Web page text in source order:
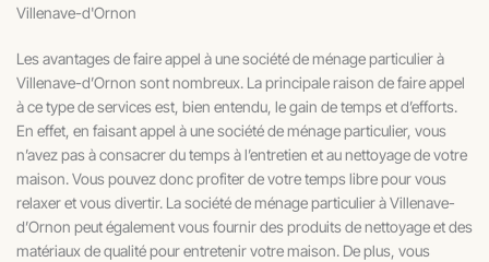
Villenave-d'Ornon
Les avantages de faire appel à une société de ménage particulier à
Villenave-d’Ornon sont nombreux. La principale raison de faire appel
à ce type de services est, bien entendu, le gain de temps et d’efforts.
En effet, en faisant appel à une société de ménage particulier, vous
n’avez pas à consacrer du temps à l’entretien et au nettoyage de votre
maison. Vous pouvez donc profiter de votre temps libre pour vous
relaxer et vous divertir. La société de ménage particulier à Villenave-
d’Ornon peut également vous fournir des produits de nettoyage et des
matériaux de qualité pour entretenir votre maison. De plus, vous